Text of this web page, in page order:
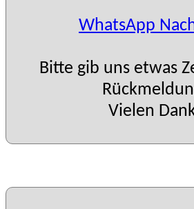
WhatsApp
Bitte gib uns etwas
Vielen